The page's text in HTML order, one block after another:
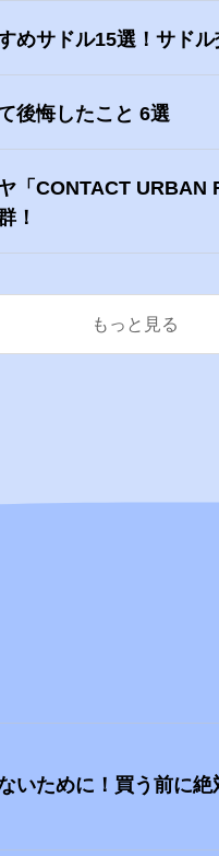
めサドル15選！サド
後悔したこと 6選
「CONTACT URBAN
！
もっと見る
いために！買う前に